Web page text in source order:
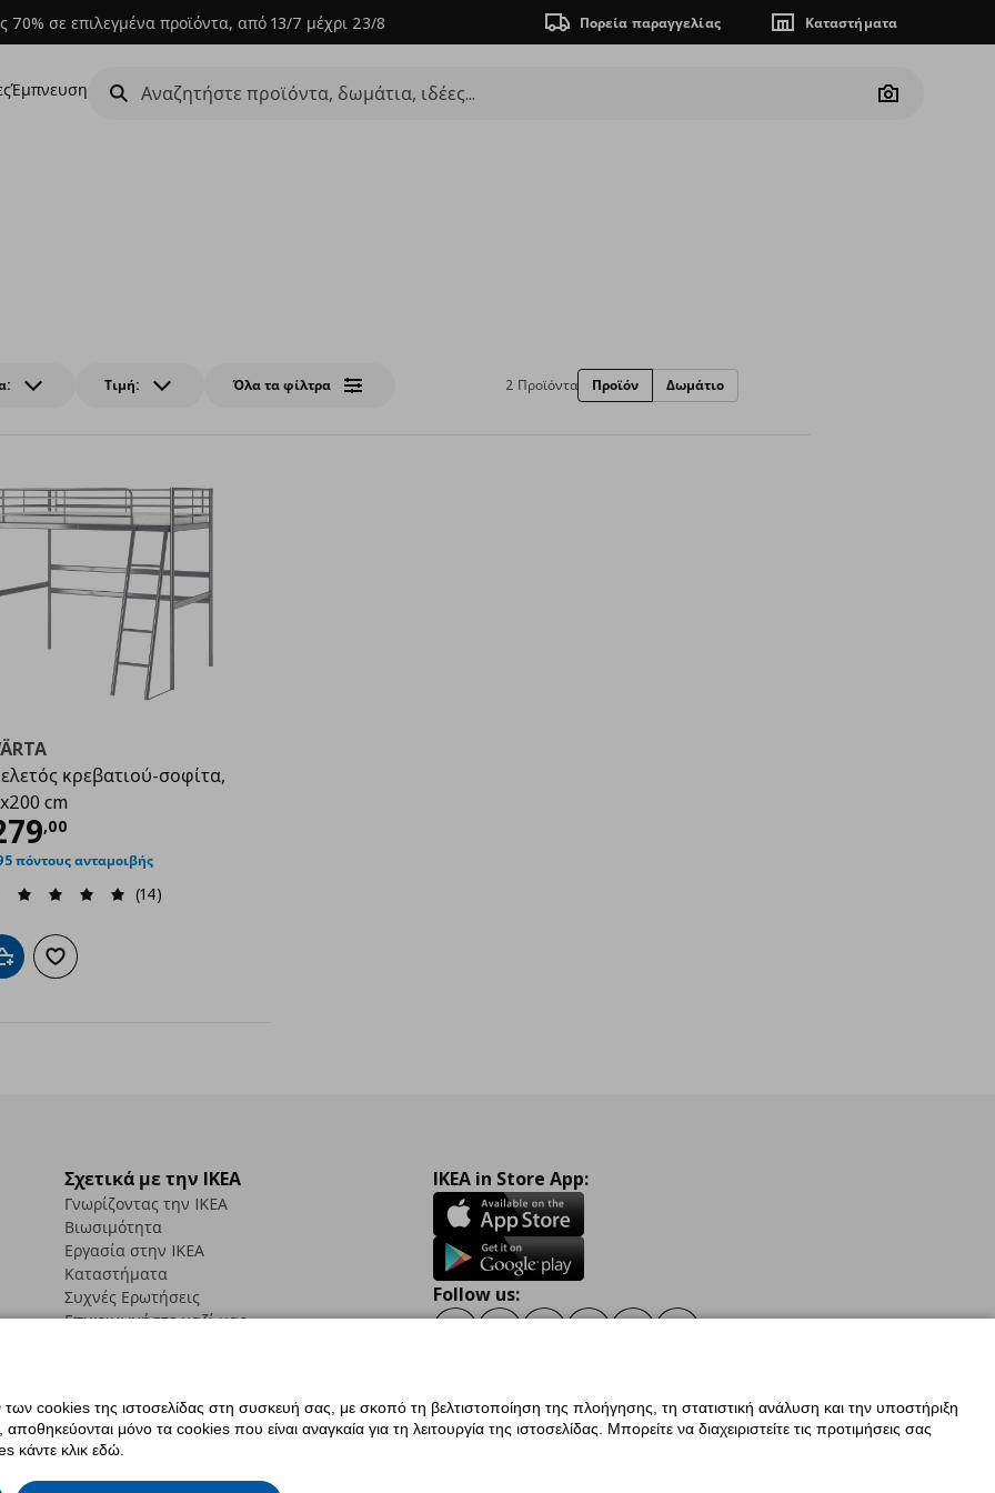
70% σε επιλεγμένα προϊόντα, από 13/7 μέχρι 23/8 Πορεία παραγγελίας Καταστήματα
Έμπνευση
Camera
Τιμή: Όλα τα φίλτρα 2 Προϊόντα Προϊόν Δωμάτιο
κρεβατιού-σοφίτα,
cm
,00 τιμή
πόντους ανταμοιβής
(14)
Προσθήκη στο καλάθι
Προσθήκη στα αγαπημένα
Σχετικά με την IKEA
Γνωρίζοντας την IKEA
Βιωσιμότητα
Εργασία στην IKEA
Καταστήματα
Συχνές Ερωτήσεις
Επικοινωνήστε μαζί μας
IKEA in Store App:
Follow us:
προσβασιμότητας
Γενική Πολιτική Προσωπικών Δεδομένων
cookies της ιστοσελίδας στη συσκευή σας, με σκοπό τη βελτιστοποίηση της πλοήγησης, τη στατιστική ανάλυση και την υποστήριξη
μόνο τα cookies που είναι αναγκαία για τη λειτουργία της ιστοσελίδας. Μπορείτε να διαχειριστείτε τις προτιμήσεις σας
κάντε κλικ εδώ.